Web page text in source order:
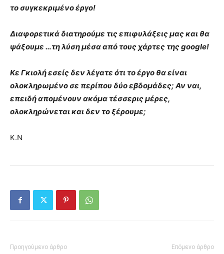
το συγκεκριμένο έργο!
Διαφορετικά διατηρούμε τις επιφυλάξεις μας και θα
ψάξουμε …τη λύση μέσα από τους χάρτες της google!
Κε Γκιολή εσείς δεν λέγατε ότι το έργο θα είναι
ολοκληρωμένο σε περίπου δύο εβδομάδες; Αν ναι,
επειδή απομένουν ακόμα τέσσερις μέρες,
ολοκληρώνεται και δεν το ξέρουμε;
Κ.Ν
Προηγούμενο άρθρο Επόμενο άρθρο